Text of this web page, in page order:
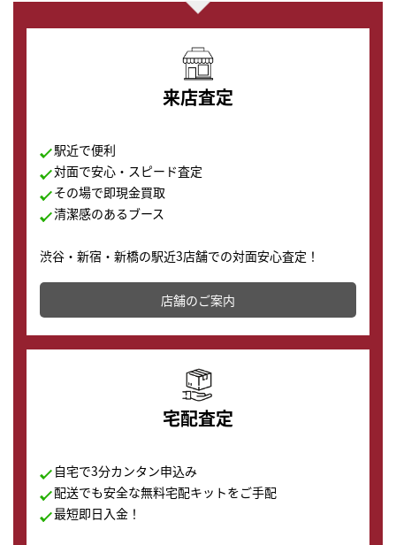
来店査定
駅近で便利
対面で安心・スピード査定
その場で即現金買取
清潔感のあるブース
渋谷・新宿・新橋の駅近3店舗での対面安心査定！
その場で現金買取致します。渋谷本店では、時計販売の
店舗を併設しており、下取りに出してお得に新しい時計
の購入もできます♪
店舗のご案内
宅配査定
自宅で3分カンタン申込み
配送でも安全な無料宅配キットをご手配
最短即日入金！